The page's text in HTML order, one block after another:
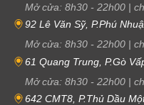
Mở cửa: 8h30 - 22h00 |
92 Lê Văn Sỹ, P.Phú
Mở cửa: 8h30 - 22h00 |
61 Quang Trung, P.Gò
Mở cửa: 8h30 - 22h00 |
642 CMT8, P.Thủ Dầu